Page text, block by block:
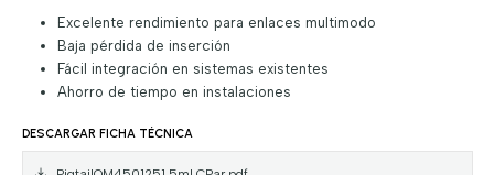
Excelente rendimiento para enlaces multimodo
Baja pérdida de inserción
Fácil integración en sistemas existentes
Ahorro de tiempo en instalaciones
DESCARGAR FICHA TÉCNICA